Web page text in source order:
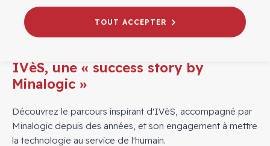
04/02/2025
IVèS, une « success story by
Minalogic »
Découvrez le parcours inspirant d'IVèS, accompagné par
Minalogic depuis des années, et son engagement à mettre
la technologie au service de l'humain.
TOUT ACCEPTER